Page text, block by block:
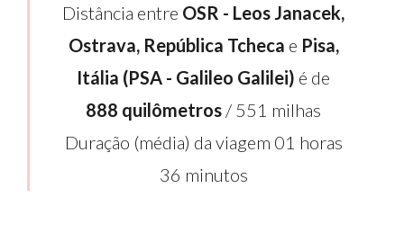
Distância entre OSR - Leos Janacek,
Ostrava, República Tcheca e Pisa,
Itália (PSA - Galileo Galilei) é de
888 quilômetros / 551 milhas
Duração (média) da viagem 01 horas
36 minutos